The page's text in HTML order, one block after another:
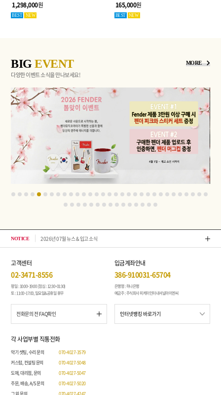
1,298,000원
BEST NEW
165,000원
BEST NEW
BIGEVENT MORE
다양한 이벤트 소식을 만나보세요!
NOTICE 2026년 07월 뉴스 & 입고 소식 톤퀘
고객센터
02-3471-8556
평일 : 10:00~19:00 (점심 : 12:30~01:30)
토 : 11:00~17:00, 일요일&공휴일 휴무
전화문의 전 FAQ확인
입금계좌안내
386-910031-65704
은행명 : 하나은행
예금주 : 주식회사 피케이인터내셔널아이엔씨
각 사업부별 직통전화
악기 셋팅, 수리 문의
070-4027-3579
커스텀, 컨설팅 문의
070-4027-5048
도매, 대리점, 문의
070-4027-5047
주문, 배송, A/S 문의
070-4027-5020
그 외 문의
070-4027-4247